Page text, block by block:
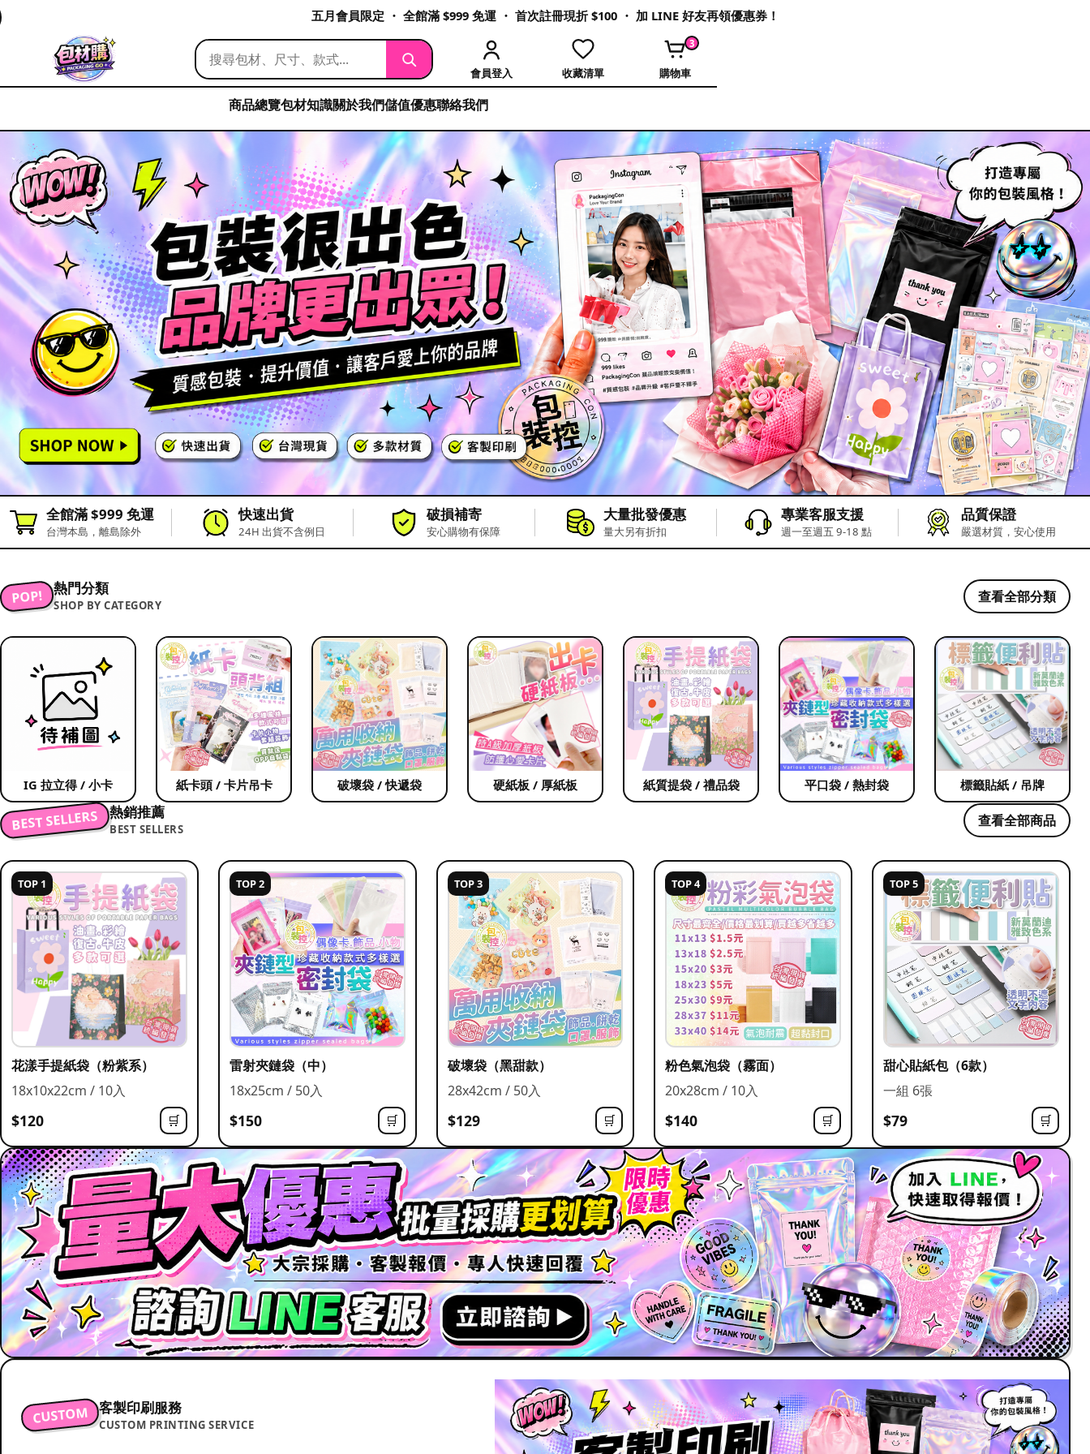
五月會員限定 ・ 全館滿 $999 免運 ・ 首次註冊現折 $100 ・ 加 LINE 好友再領優惠券！
會員登入 收藏清單
3
購物車
商品總覽包材知識關於我們儲值優惠聯絡我們
全館滿 $999 免運
台灣本島，離島除外
快速出貨
24H 出貨不含例日
破損補寄
安心購物有保障
大量批發優惠
量大另有折扣
專業客服支援
週一至週五 9-18 點
品質保證
嚴選材質，安心使用
POP! 熱門分類
SHOP BY CATEGORY
查看全部分類
IG 拉立得 / 小卡 紙卡頭 / 卡片吊卡 破壞袋 / 快遞袋 硬紙板 / 厚紙板 紙質提袋 / 禮品袋 平口袋 / 熱封袋 標籤貼紙 / 吊牌
BEST SELLERS 熱銷推薦
BEST SELLERS
查看全部商品
TOP 1
花漾手提紙袋（粉紫系）
18x10x22cm / 10入
$120 🛒
TOP 2
雷射夾鏈袋（中）
18x25cm / 50入
$150 🛒
TOP 3
破壞袋（黑甜款）
28x42cm / 50入
$129 🛒
TOP 4
粉色氣泡袋（霧面）
20x28cm / 10入
$140 🛒
TOP 5
甜心貼紙包（6款）
一組 6張
$79 🛒
CUSTOM 客製印刷服務
CUSTOM PRINTING SERVICE